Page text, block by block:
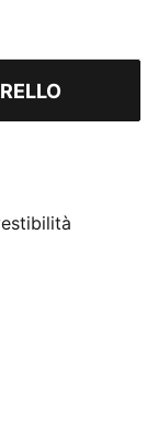
in pannello
pantaloni
logo aggiunge